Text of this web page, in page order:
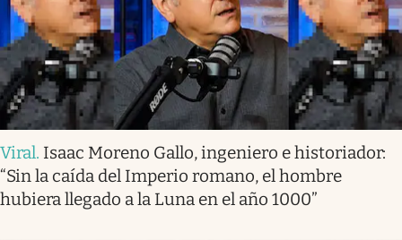
Viral. Isaac Moreno Gallo, ingeniero e historiador:
“Sin la caída del Imperio romano, el hombre
hubiera llegado a la Luna en el año 1000”